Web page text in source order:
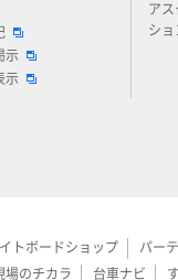
示
示
ア
ショ
トボードショップ パー
場のチカラ 台車ナビ